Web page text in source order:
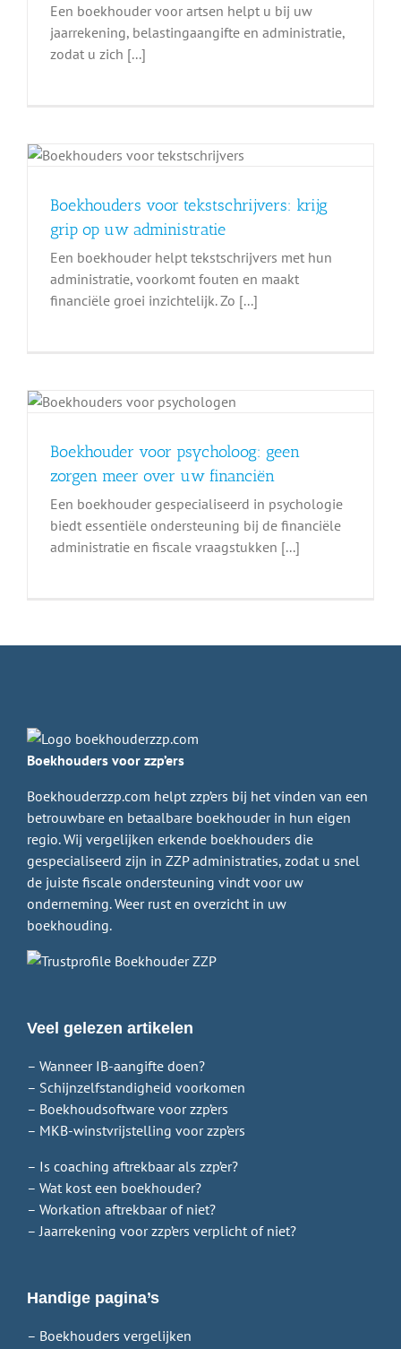
Een boekhouder voor artsen helpt u bij uw
jaarrekening, belastingaangifte en administratie,
zodat u zich [...]
Boekhouders voor tekstschrijvers: krijg
grip op uw administratie
Een boekhouder helpt tekstschrijvers met hun
administratie, voorkomt fouten en maakt
financiële groei inzichtelijk. Zo [...]
Boekhouder voor psycholoog: geen
zorgen meer over uw financiën
Een boekhouder gespecialiseerd in psychologie
biedt essentiële ondersteuning bij de financiële
administratie en fiscale vraagstukken [...]
Boekhouders voor zzp’ers
Boekhouderzzp.com helpt zzp’ers bij het vinden van een
betrouwbare en betaalbare boekhouder in hun eigen
regio. Wij vergelijken erkende boekhouders die
gespecialiseerd zijn in ZZP administraties, zodat u snel
de juiste fiscale ondersteuning vindt voor uw
onderneming. Weer rust en overzicht in uw
boekhouding.
Veel gelezen artikelen
– Wanneer IB-aangifte doen?
– Schijnzelfstandigheid voorkomen
– Boekhoudsoftware voor zzp’ers
– MKB-winstvrijstelling voor zzp’ers
– Is coaching aftrekbaar als zzp’er?
– Wat kost een boekhouder?
– Workation aftrekbaar of niet?
– Jaarrekening voor zzp’ers verplicht of niet?
Handige pagina’s
– Boekhouders vergelijken